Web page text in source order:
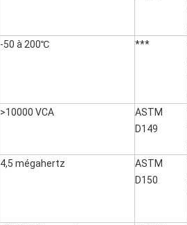
-50 à 200℃ ***
>10000 VCA
ASTM
D149
4,5 mégahertz
ASTM
D150